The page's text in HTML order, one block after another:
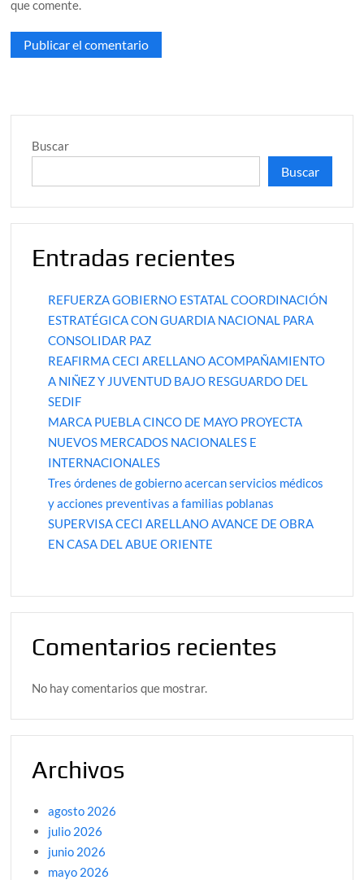
que comente.
Buscar
Buscar
Entradas recientes
REFUERZA GOBIERNO ESTATAL COORDINACIÓN
ESTRATÉGICA CON GUARDIA NACIONAL PARA
CONSOLIDAR PAZ
REAFIRMA CECI ARELLANO ACOMPAÑAMIENTO
A NIÑEZ Y JUVENTUD BAJO RESGUARDO DEL
SEDIF
MARCA PUEBLA CINCO DE MAYO PROYECTA
NUEVOS MERCADOS NACIONALES E
INTERNACIONALES
Tres órdenes de gobierno acercan servicios médicos
y acciones preventivas a familias poblanas
SUPERVISA CECI ARELLANO AVANCE DE OBRA
EN CASA DEL ABUE ORIENTE
Comentarios recientes
No hay comentarios que mostrar.
Archivos
agosto 2026
julio 2026
junio 2026
mayo 2026